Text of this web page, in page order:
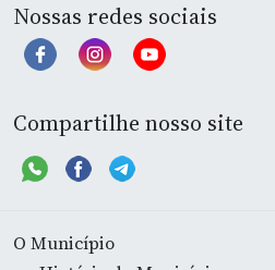
Nossas redes sociais
Compartilhe nosso site
O Município